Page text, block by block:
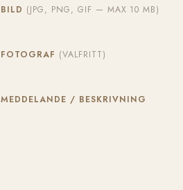
BILD (JPG, PNG, GIF — MAX 10 MB)
FOTOGRAF (VALFRITT)
MEDDELANDE / BESKRIVNING